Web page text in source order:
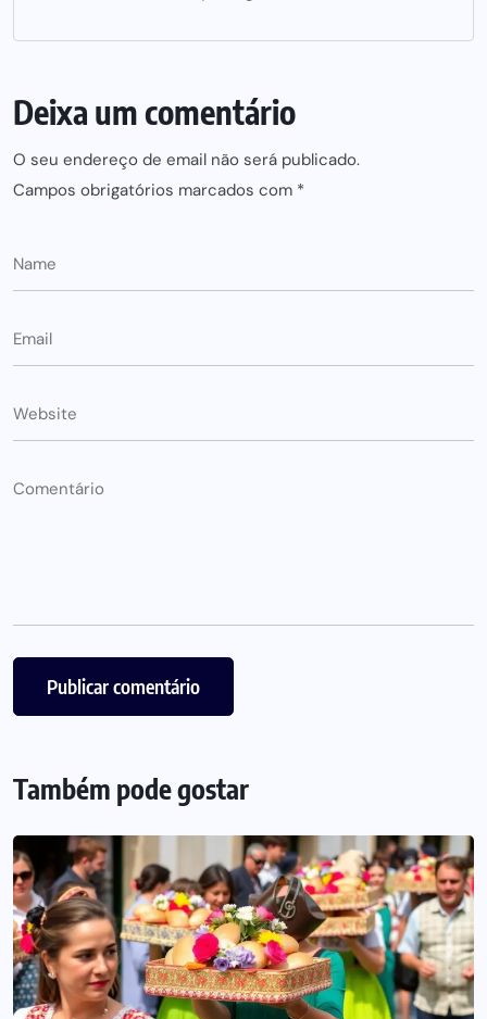
Deixa um comentário
O seu endereço de email não será publicado.
Campos obrigatórios marcados com *
Também pode gostar